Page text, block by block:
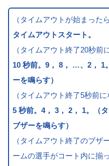
（タイムアウトが始まったら
タイムアウトスタート。
（タイムアウト終了20秒前
10 秒前。9， 8， …、2， 1
ーを鳴らす）
（タイムアウト終了5秒前に
5 秒前。4， 3， 2， 1。（
ブザーを鳴らす）
（タイムアウト終了のブザ
ームの選手がコート内に揃